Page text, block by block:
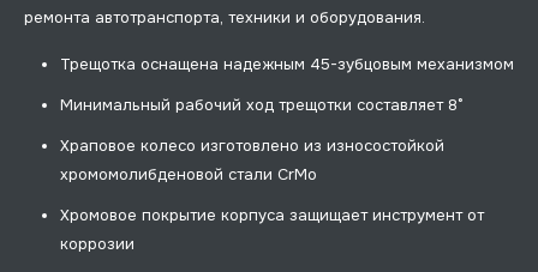
ремонта автотранспорта, техники и оборудования.
Трещотка оснащена надежным 45-зубцовым механизмом
Минимальный рабочий ход трещотки составляет 8°
Храповое колесо изготовлено из износостойкой
хромомолибденовой стали CrMo
Хромовое покрытие корпуса защищает инструмент от
коррозии